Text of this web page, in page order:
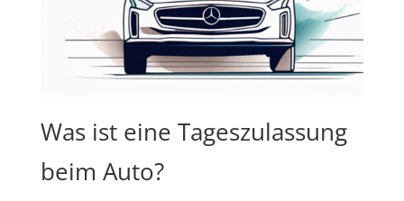
Was ist eine Tageszulassung
beim Auto?